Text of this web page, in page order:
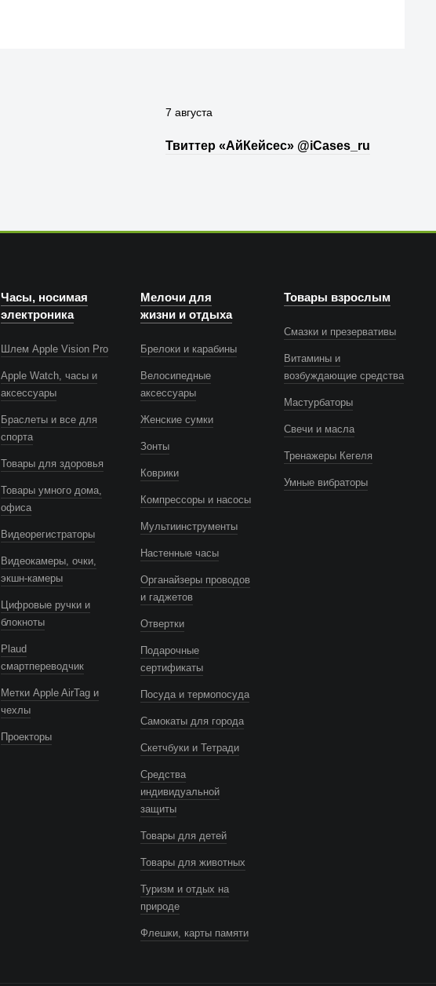
7 августа
Твиттер «АйКейсес» ‏@iCases_ru
Часы, носимая
электроника
Шлем Apple Vision Pro
Apple Watch, часы и
аксессуары
Браслеты и все для
спорта
Товары для здоровья
Товары умного дома,
офиса
Видеорегистраторы
Видеокамеры, очки,
экшн-камеры
Цифровые ручки и
блокноты
Plaud
смартпереводчик
Метки Apple AirTag и
чехлы
Проекторы
Мелочи для
жизни и отдыха
Брелоки и карабины
Велосипедные
аксессуары
Женские сумки
Зонты
Коврики
Компрессоры и насосы
Мультиинструменты
Настенные часы
Органайзеры проводов
и гаджетов
Отвертки
Подарочные
сертификаты
Посуда и термопосуда
Самокаты для города
Скетчбуки и Тетради
Средства
индивидуальной
защиты
Товары для детей
Товары для животных
Туризм и отдых на
природе
Флешки, карты памяти
Товары взрослым
Смазки и презервативы
Витамины и
возбуждающие средства
Мастурбаторы
Свечи и масла
Тренажеры Кегеля
Умные вибраторы